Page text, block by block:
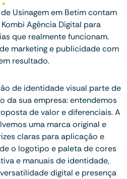
Usinagem em Betim contam
Agência Digital para
que realmente funcionam.
marketing e publicidade com
resultado.
de identidade visual parte de
da sua empresa: entendemos
de valor e diferenciais. A
uma marca original e
claras para aplicação e
o logotipo e paleta de cores
e manuais de identidade,
digital e presença